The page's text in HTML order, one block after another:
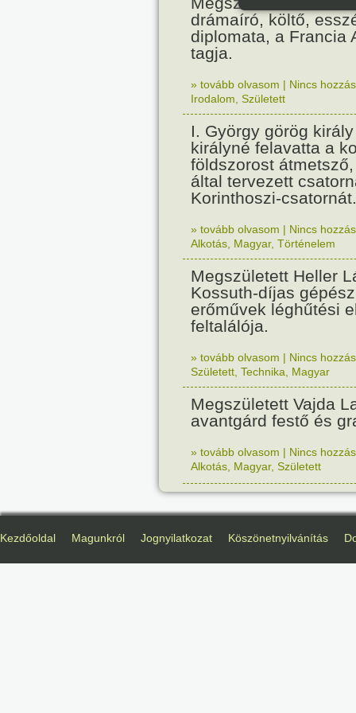
drámaíró, költő,
diplomata, a Francia
tagja.
» tovább olvasom | Nincs
Irodalom Született
I. György görög
királyné felavatta a
földszorost
által tervezett
Korinthoszi-csatornát.
» tovább olvasom | Nincs
Alkotás Magyar, Történelem
Megszületett Heller
Kossuth-díjas
erőművek léghűtési
feltalálója.
» tovább olvasom | Nincs
Született Technika Magyar
Megszületett Vajda
avantgárd festő és
» tovább olvasom | Nincs
Alkotás Magyar, Született
Kezdőoldal Magunkról Jognyilatkozat Köszönetnyilvánítás